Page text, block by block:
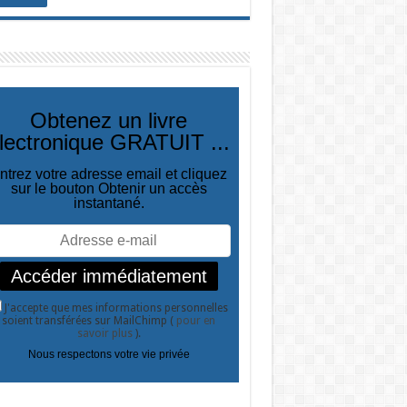
Obtenez un livre
GRATUIT ...
votre adresse email et cliquez
sur le bouton Obtenir un accès
instantané.
J'accepte que mes informations personnelles
soient transférées sur MailChimp ( pour en
savoir plus ).
Nous respectons votre vie privée